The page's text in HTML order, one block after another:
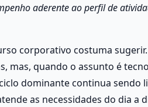
aderente ao perfil de
corporativo costuma sugerir.
mas, quando o assunto é
dominante continua sendo
as necessidades do dia a